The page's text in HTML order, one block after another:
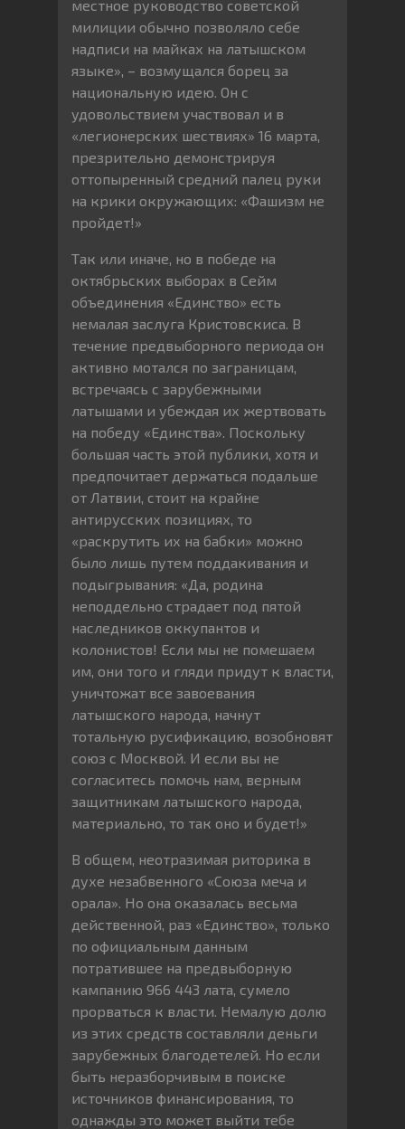
местное руководство советской
милиции обычно позволяло себе
надписи на майках на латышском
языке», – возмущался борец за
национальную идею. Он с
удовольствием участвовал и в
«легионерских шествиях» 16 марта,
презрительно демонстрируя
оттопыренный средний палец руки
на крики окружающих: «Фашизм не
пройдет!»
Так или иначе, но в победе на
октябрьских выборах в Сейм
объединения «Единство» есть
немалая заслуга Кристовскиса. В
течение предвыборного периода он
активно мотался по заграницам,
встречаясь с зарубежными
латышами и убеждая их жертвовать
на победу «Единства». Поскольку
большая часть этой публики, хотя и
предпочитает держаться подальше
от Латвии, стоит на крайне
антирусских позициях, то
«раскрутить их на бабки» можно
было лишь путем поддакивания и
подыгрывания: «Да, родина
неподдельно страдает под пятой
наследников оккупантов и
колонистов! Если мы не помешаем
им, они того и гляди придут к власти,
уничтожат все завоевания
латышского народа, начнут
тотальную русификацию, возобновят
союз с Москвой. И если вы не
согласитесь помочь нам, верным
защитникам латышского народа,
материально, то так оно и будет!»
В общем, неотразимая риторика в
духе незабвенного «Союза меча и
орала». Но она оказалась весьма
действенной, раз «Единство», только
по официальным данным
потратившее на предвыборную
кампанию 966 443 лата, сумело
прорваться к власти. Немалую долю
из этих средств составляли деньги
зарубежных благодетелей. Но если
быть неразборчивым в поиске
источников финансирования, то
однажды это может выйти тебе